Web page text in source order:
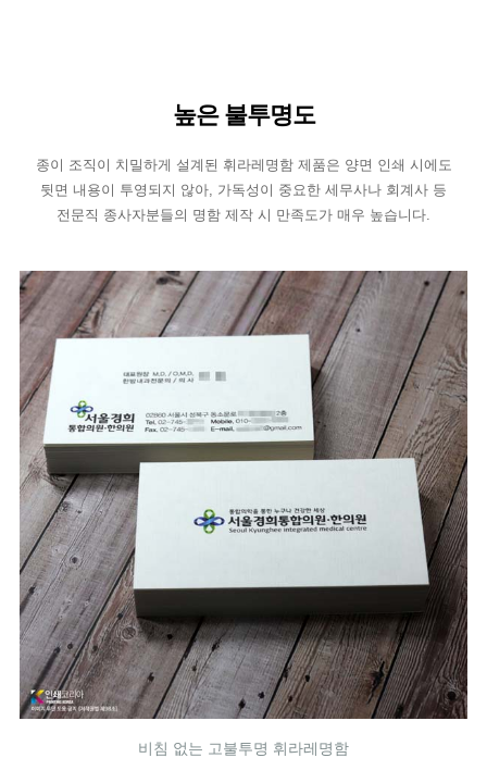
높은 불투명도
종이 조직이 치밀하게 설계된 휘라레명함 제품은 양면 인쇄 시에도
뒷면 내용이 투영되지 않아, 가독성이 중요한 세무사나 회계사 등
전문직 종사자분들의 명함 제작 시 만족도가 매우 높습니다.
비침 없는 고불투명 휘라레명함